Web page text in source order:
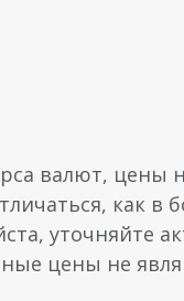
валют, цены
как в
уточняйте
цены не